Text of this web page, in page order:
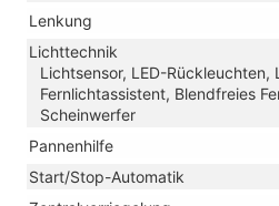
Lenkung
Lichttechnik
Lichtsensor, LED-Rückleuchten,
Fernlichtassistent, Blendfreies
Scheinwerfer
Pannenhilfe
Start/Stop-Automatik